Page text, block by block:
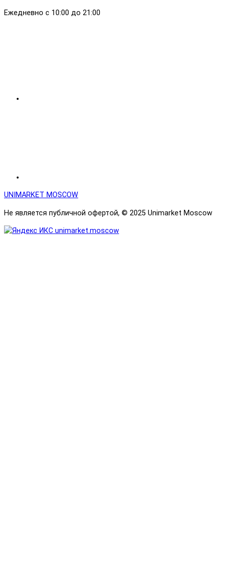
Ежедневно с 10:00 до 21:00
UNIMARKET MOSCOW
Не является публичной офертой, © 2025 Unimarket Moscow